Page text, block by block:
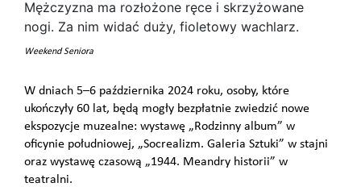
Weekend Seniora
W dniach 5–6 października 2024 roku, osoby, które
ukończyły 60 lat, będą mogły bezpłatnie zwiedzić nowe
ekspozycje muzealne: wystawę „Rodzinny album” w
oficynie południowej, „Socrealizm. Galeria Sztuki” w stajni
oraz wystawę czasową „1944. Meandry historii” w
teatralni.